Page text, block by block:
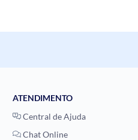
ATENDIMENTO
Central de Ajuda
Chat Online